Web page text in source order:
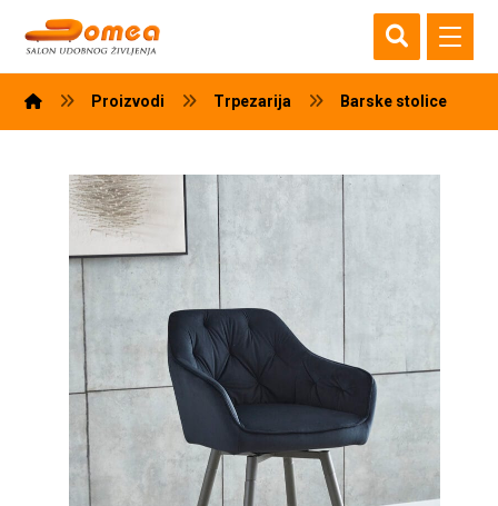
Proizvodi Trpezarija Barske stolice